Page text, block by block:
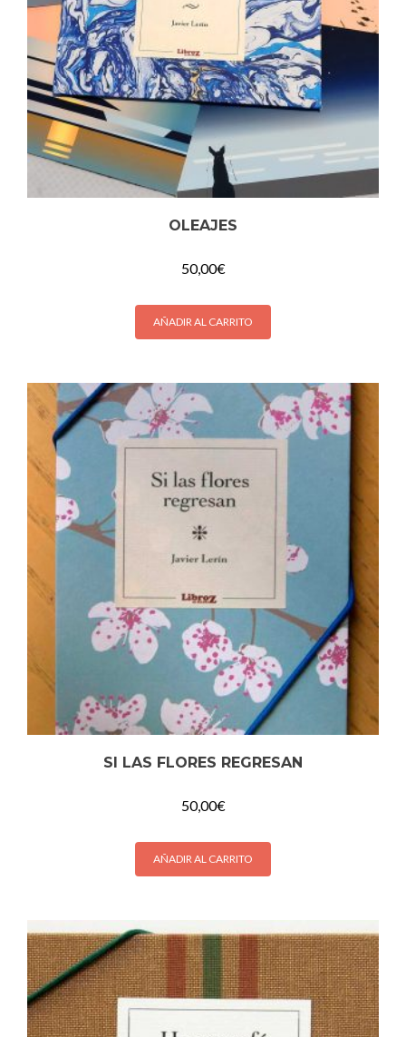
OLEAJES
50,00€
AÑADIR AL CARRITO
SI LAS FLORES REGRESAN
50,00€
AÑADIR AL CARRITO